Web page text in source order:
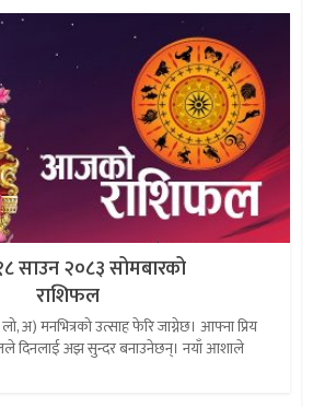
साउन २०८३ सोमबारको
राशिफल
अ) मनभित्रको उत्साह फेरि जाग्नेछ। आफ्ना प्रिय
दिनलाई अझ सुन्दर बनाउनेछन्। नयाँ आशाले